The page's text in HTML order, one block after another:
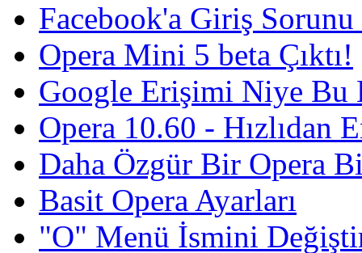
Facebook'a Giriş
Opera Mini 5 beta Çıktı!
Google Erişimi Niye Bu
Opera 10.60 - Hızlıdan
Daha Özgür Bir Opera
Basit Opera Ayarları
"O" Menü İsmini